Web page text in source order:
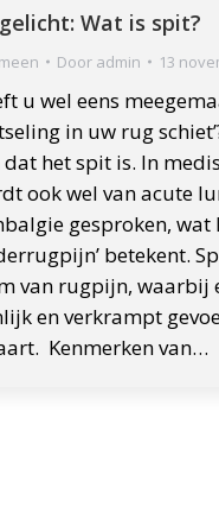
Wat is spit?
Door admin 13
u wel eens
in uw rug
dat het spit is. In
ook wel van acute
gesproken,
betekent.
van rugpijn, waarbij
en verkrampt
Kenmerken van…